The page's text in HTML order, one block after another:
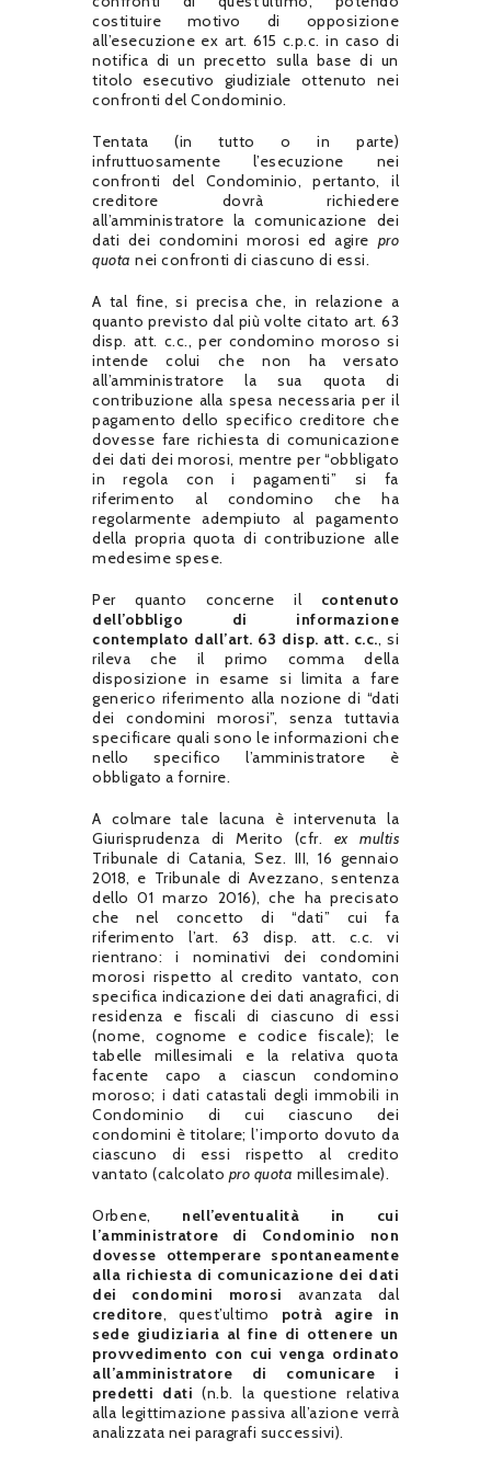
costituire motivo di opposizione
all’esecuzione ex art. 615 c.p.c. in caso di
notifica di un precetto sulla base di un
titolo esecutivo giudiziale ottenuto nei
confronti del Condominio.
Tentata (in tutto o in parte)
infruttuosamente l’esecuzione nei
confronti del Condominio, pertanto, il
creditore dovrà richiedere
all’amministratore la comunicazione dei
dati dei condomini morosi ed agire pro
quota nei confronti di ciascuno di essi.
A tal fine, si precisa che, in relazione a
quanto previsto dal più volte citato art. 63
disp. att. c.c., per condomino moroso si
intende colui che non ha versato
all’amministratore la sua quota di
contribuzione alla spesa necessaria per il
pagamento dello specifico creditore che
dovesse fare richiesta di comunicazione
dei dati dei morosi, mentre per “obbligato
in regola con i pagamenti” si fa
riferimento al condomino che ha
regolarmente adempiuto al pagamento
della propria quota di contribuzione alle
medesime spese.
Per quanto concerne il contenuto
dell’obbligo di informazione
contemplato dall’art. 63 disp. att. c.c., si
rileva che il primo comma della
disposizione in esame si limita a fare
generico riferimento alla nozione di “dati
dei condomini morosi”, senza tuttavia
specificare quali sono le informazioni che
nello specifico l’amministratore è
obbligato a fornire.
A colmare tale lacuna è intervenuta la
Giurisprudenza di Merito (cfr. ex multis
Tribunale di Catania, Sez. III, 16 gennaio
2018, e Tribunale di Avezzano, sentenza
dello 01 marzo 2016), che ha precisato
che nel concetto di “dati” cui fa
riferimento l’art. 63 disp. att. c.c. vi
rientrano: i nominativi dei condomini
morosi rispetto al credito vantato, con
specifica indicazione dei dati anagrafici, di
residenza e fiscali di ciascuno di essi
(nome, cognome e codice fiscale); le
tabelle millesimali e la relativa quota
facente capo a ciascun condomino
moroso; i dati catastali degli immobili in
Condominio di cui ciascuno dei
condomini è titolare; l’importo dovuto da
ciascuno di essi rispetto al credito
vantato (calcolato pro quota millesimale).
Orbene, nell’eventualità in cui
l’amministratore di Condominio non
dovesse ottemperare spontaneamente
alla richiesta di comunicazione dei dati
dei condomini morosi avanzata dal
creditore, quest’ultimo potrà agire in
sede giudiziaria al fine di ottenere un
provvedimento con cui venga ordinato
all’amministratore di comunicare i
predetti dati (n.b. la questione relativa
alla legittimazione passiva all’azione verrà
analizzata nei paragrafi successivi).